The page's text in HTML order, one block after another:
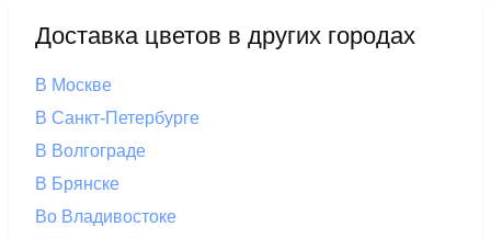
Доставка цветов в других городах
В Москве
В Санкт-Петербурге
В Волгограде
В Брянске
Во Владивостоке